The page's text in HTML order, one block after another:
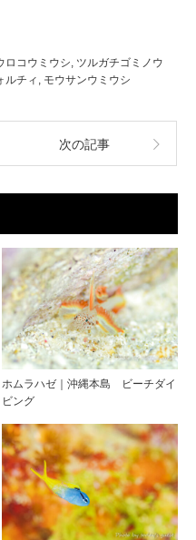
ロコウミウシ ツルガチゴミノウ
ルチィ モウサンウミウシ
次の記事
ホムラハゼ｜沖縄本島 ビーチダイ
ビング